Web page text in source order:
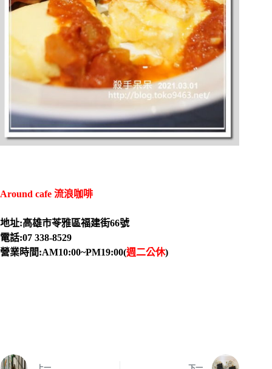
Around cafe 流浪咖啡
地址:高雄市苓雅區福建街66號
電話:07 338-8529
營業時間:AM10:00~PM19:00(週二公休)